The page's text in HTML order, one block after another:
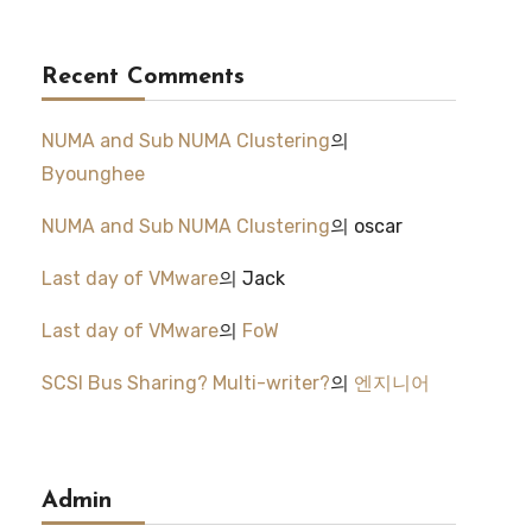
Recent Comments
NUMA and Sub NUMA Clustering의
Byounghee
NUMA and Sub NUMA Clustering의 oscar
Last day of VMware의 Jack
Last day of VMware의 FoW
SCSI Bus Sharing? Multi-writer?의 엔지니어
Admin